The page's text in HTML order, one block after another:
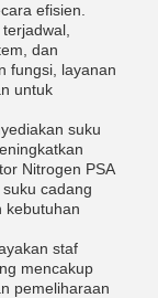
efisien.
dan
fungsi, layanan
untuk
suku
Nitrogen PSA
cadang
kebutuhan
staf
mencakup
pemeliharaan